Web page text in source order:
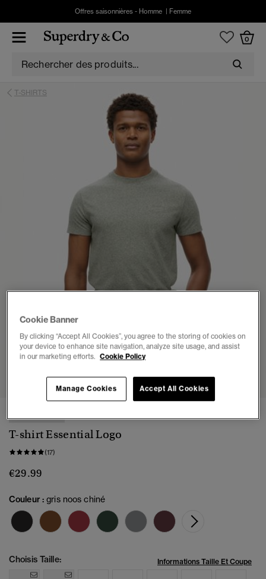
Offres saisonnières - Homme Femme
0
T-SHIRTS
3 4
T-shirt Essential Logo
(17)
€29.99
Couleur :gris noos chiné
Choisis Taille: Informations Taille Et Coupe
Cookie Banner
By clicking “Accept All Cookies”, you agree to the storing of cookies on
your device to enhance site navigation, analyze site usage, and assist
in our marketing efforts. Cookie Policy
Accept All Cookies
Manage Cookies